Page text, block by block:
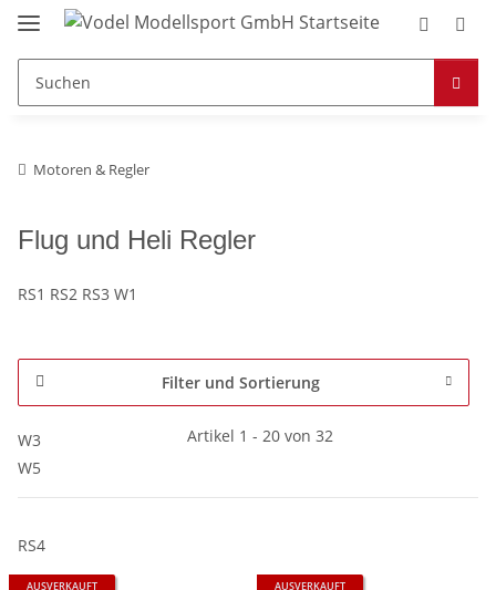
Motoren & Regler
Flug und Heli Regler
RS1 RS2 RS3 W1
Filter und Sortierung
W3
Artikel 1 - 20 von 32
W5
RS4
AUSVERKAUFT AUSVERKAUFT